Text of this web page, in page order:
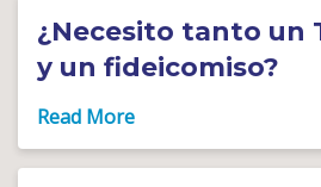
¿Necesito tanto un
y un fideicomiso?